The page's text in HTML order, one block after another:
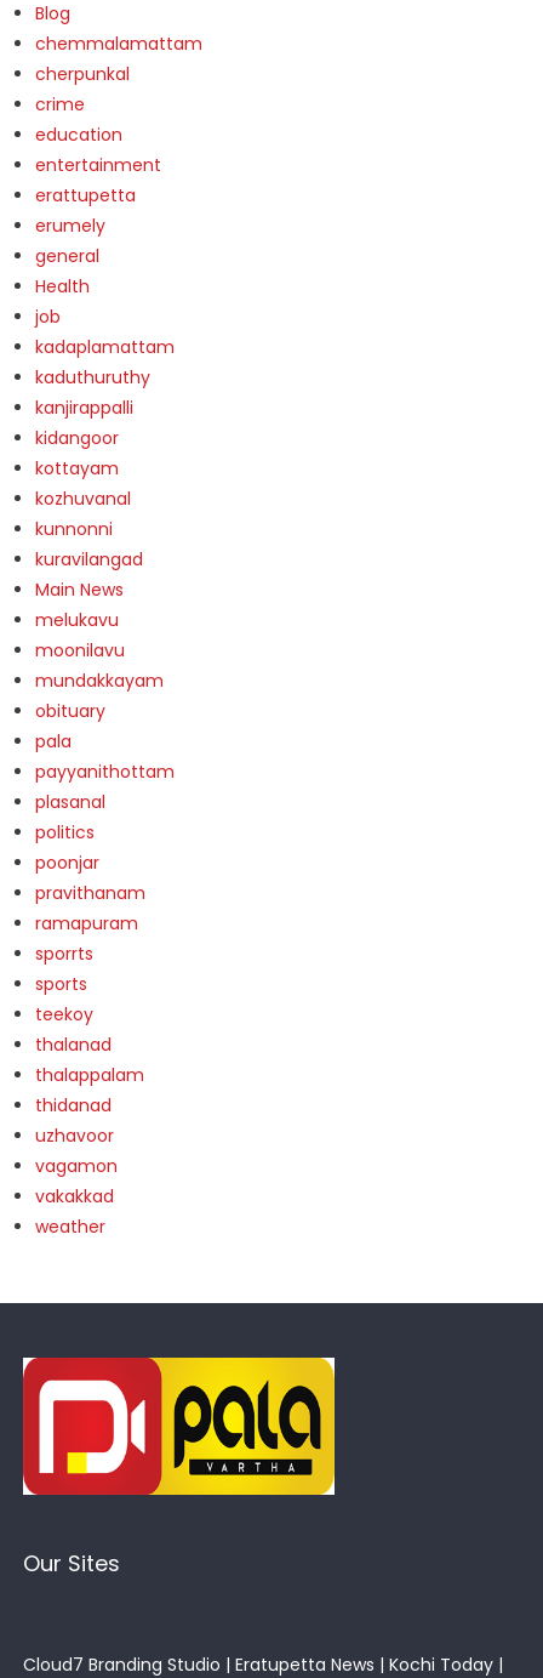
Blog
chemmalamattam
cherpunkal
crime
education
entertainment
erattupetta
erumely
general
Health
job
kadaplamattam
kaduthuruthy
kanjirappalli
kidangoor
kottayam
kozhuvanal
kunnonni
kuravilangad
Main News
melukavu
moonilavu
mundakkayam
obituary
pala
payyanithottam
plasanal
politics
poonjar
pravithanam
ramapuram
sporrts
sports
teekoy
thalanad
thalappalam
thidanad
uzhavoor
vagamon
vakakkad
weather
Our Sites
Cloud7 Branding Studio | Eratupetta News | Kochi Today |